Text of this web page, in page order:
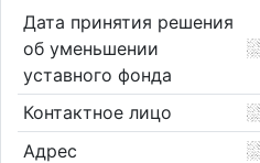
Дата принятия решения
об уменьшении
уставного фонда
Контактное лицо
Адрес